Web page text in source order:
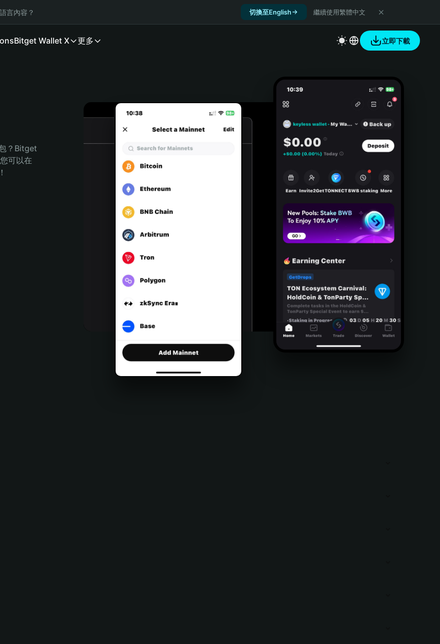
言內容？ 切換至English 繼續使用繁體中文
Bitget Wallet X 更多 立即下載
？Bitget
可以在